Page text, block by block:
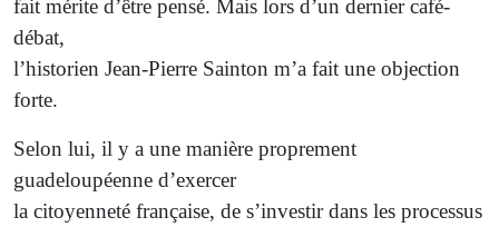
fait mérite d’être pensé. Mais lors d’un dernier café-
débat,
l’historien Jean-Pierre Sainton m’a fait une objection
forte.
Selon lui, il y a une manière proprement
guadeloupéenne d’exercer
la citoyenneté française, de s’investir dans les processus